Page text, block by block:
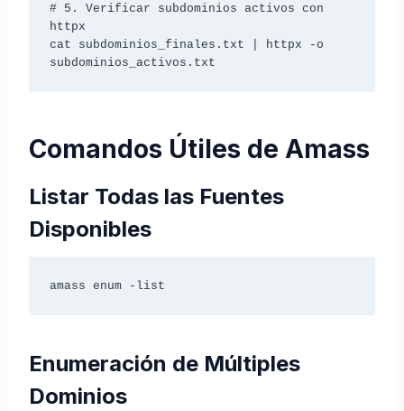
# 5. Verificar subdominios activos con
httpx
cat subdominios_finales.txt | httpx -o
subdominios_activos.txt
Comandos Útiles de Amass
Listar Todas las Fuentes
Disponibles
amass enum -list
Enumeración de Múltiples
Dominios